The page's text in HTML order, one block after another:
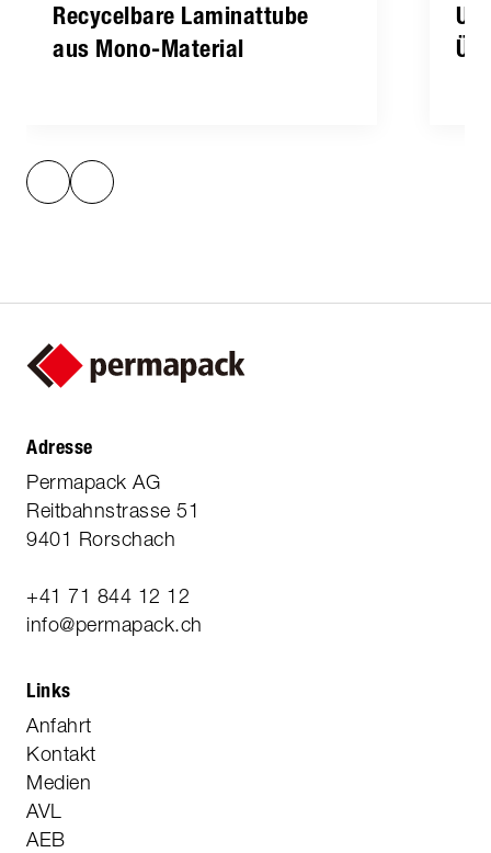
Recycelbare Laminattube
aus Mono-Material
Adresse
Permapack AG
Reitbahnstrasse 51
9401 Rorschach
+41 71 844 12 12
info@permapack.ch
Links
Anfahrt
Kontakt
Medien
AVL
AEB